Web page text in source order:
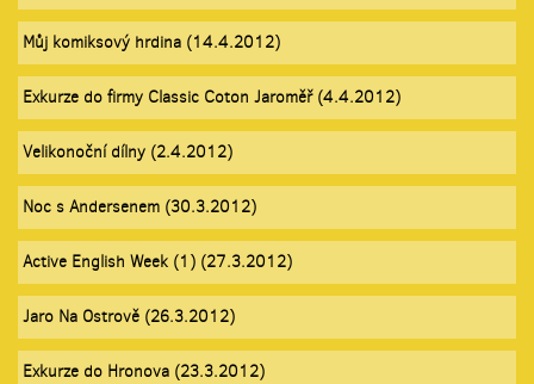
Můj komiksový hrdina (14.4.2012)
Exkurze do firmy Classic Coton Jaroměř (4.4.2012)
Velikonoční dílny (2.4.2012)
Noc s Andersenem (30.3.2012)
Active English Week (1) (27.3.2012)
Jaro Na Ostrově (26.3.2012)
Exkurze do Hronova (23.3.2012)